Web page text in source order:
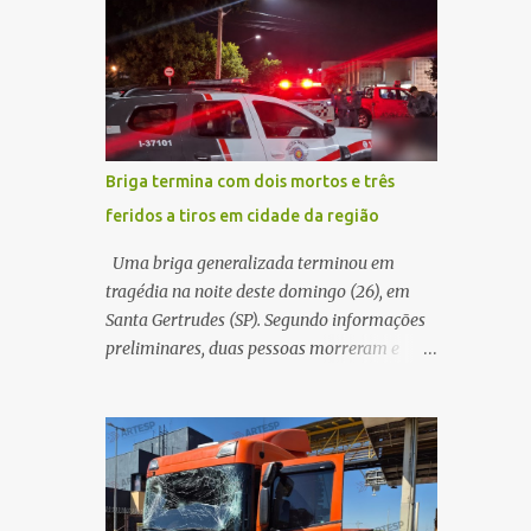
maior benefício possível à população. Essa
reflexão encontra respaldo tanto na teoria
da admini...
quando acabou colidindo na traseira de um
Jeep Renegade. Segundo relato da condutora
do veículo, o trânsito estava lento e
congestionado devido a obras realizadas na
rodovia, momento em que ocorreu o
impacto. Com a violência da colisão, o
motociclista foi arremessado ao solo.
Testemunhas relataram que o capacete teria
se desprendido durante o acidente. O jovem
sofreu ferimentos gravíssimos e morreu
ainda no local. Equipes de resgate e de
atendimento da concessionária responsável
socorro à vítima. No entanto, o óbito foi
constatado ainda no local do acidente. A
Polícia Militar Rodoviária compareceu para
o registro da ocorrência...
Briga termina com dois mortos e três
feridos a tiros em cidade da região
Uma briga generalizada terminou em
tragédia na noite deste domingo (26), em
Santa Gertrudes (SP). Segundo informações
preliminares, duas pessoas morreram e
adega. O caso aconteceu por volta das
20h40, na região da Avenida João Vitte. De
acordo com as primeiras informações, a
confusão teria começado dentro do